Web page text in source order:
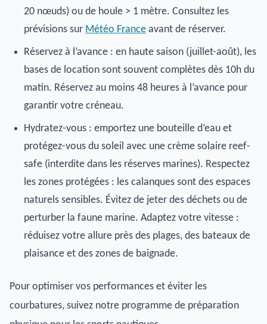
20 nœuds) ou de houle > 1 mètre. Consultez les
prévisions sur Météo France avant de réserver.
Réservez à l’avance : en haute saison (juillet-août), les
bases de location sont souvent complètes dès 10h du
matin. Réservez au moins 48 heures à l’avance pour
garantir votre créneau.
Hydratez-vous : emportez une bouteille d’eau et
protégez-vous du soleil avec une crème solaire reef-
safe (interdite dans les réserves marines). Respectez
les zones protégées : les calanques sont des espaces
naturels sensibles. Évitez de jeter des déchets ou de
perturber la faune marine. Adaptez votre vitesse :
réduisez votre allure près des plages, des bateaux de
plaisance et des zones de baignade.
Pour optimiser vos performances et éviter les
courbatures, suivez notre programme de préparation